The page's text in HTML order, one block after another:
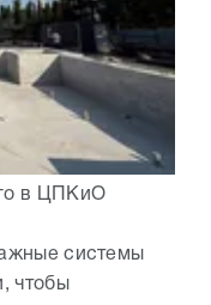
в ЦПКиО
системы
чтобы